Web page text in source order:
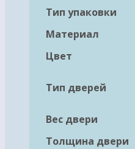
Тип упаковки
Материал
Цвет
Тип дверей
Вес двери
Толщина двери